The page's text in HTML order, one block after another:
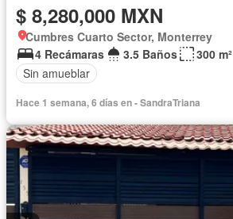
$ 8,280,000 MXN
Cumbres Cuarto Sector, Monterrey
4 Recámaras
3.5 Baños
300 m²
Sin amueblar
Hace 1 semana, 6 días en - SandraTriana